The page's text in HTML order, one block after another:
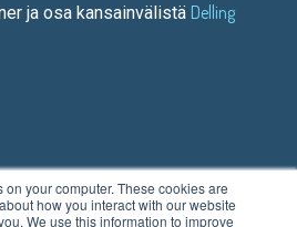
your computer. These cookies are
how you interact with our website
We use this information to improve
ja osa kansainvälistä Delling